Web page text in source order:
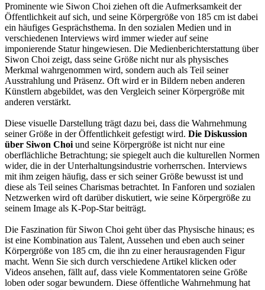
Prominente wie Siwon Choi ziehen oft die Aufmerksamkeit der
Öffentlichkeit auf sich, und seine Körpergröße von 185 cm ist dabei
ein häufiges Gesprächsthema. In den sozialen Medien und in
verschiedenen Interviews wird immer wieder auf seine
imponierende Statur hingewiesen. Die Medienberichterstattung über
Siwon Choi zeigt, dass seine Größe nicht nur als physisches
Merkmal wahrgenommen wird, sondern auch als Teil seiner
Ausstrahlung und Präsenz. Oft wird er in Bildern neben anderen
Künstlern abgebildet, was den Vergleich seiner Körpergröße mit
anderen verstärkt.
Diese visuelle Darstellung trägt dazu bei, dass die Wahrnehmung
seiner Größe in der Öffentlichkeit gefestigt wird. Die Diskussion
über Siwon Choi und seine Körpergröße ist nicht nur eine
oberflächliche Betrachtung; sie spiegelt auch die kulturellen Normen
wider, die in der Unterhaltungsindustrie vorherrschen. Interviews
mit ihm zeigen häufig, dass er sich seiner Größe bewusst ist und
diese als Teil seines Charismas betrachtet. In Fanforen und sozialen
Netzwerken wird oft darüber diskutiert, wie seine Körpergröße zu
seinem Image als K-Pop-Star beiträgt.
Die Faszination für Siwon Choi geht über das Physische hinaus; es
ist eine Kombination aus Talent, Aussehen und eben auch seiner
Körpergröße von 185 cm, die ihn zu einer herausragenden Figur
macht. Wenn Sie sich durch verschiedene Artikel klicken oder
Videos ansehen, fällt auf, dass viele Kommentatoren seine Größe
loben oder sogar bewundern. Diese öffentliche Wahrnehmung hat